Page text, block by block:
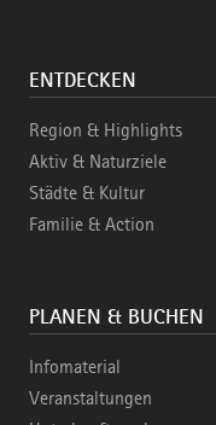
ENTDECKEN
Region & Highlights
Aktiv & Naturziele
Städte & Kultur
Familie & Action
PLANEN & BUCHEN
Infomaterial
Veranstaltungen